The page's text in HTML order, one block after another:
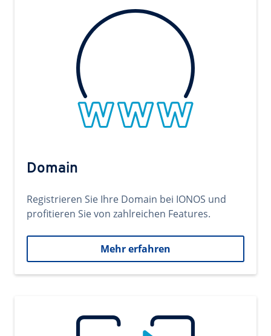
Domain
Registrieren Sie Ihre Domain bei IONOS und
profitieren Sie von zahlreichen Features.
Mehr erfahren